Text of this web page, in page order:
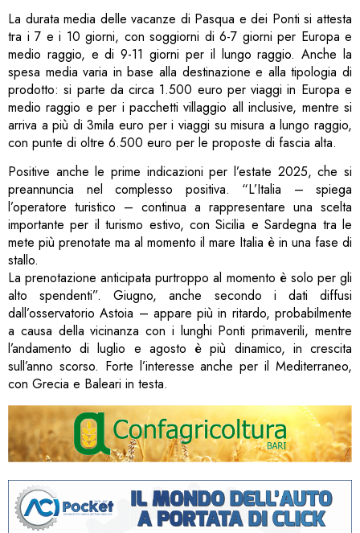
La durata media delle vacanze di Pasqua e dei Ponti si attesta
tra i 7 e i 10 giorni, con soggiorni di 6-7 giorni per Europa e
medio raggio, e di 9-11 giorni per il lungo raggio. Anche la
spesa media varia in base alla destinazione e alla tipologia di
prodotto: si parte da circa 1.500 euro per viaggi in Europa e
medio raggio e per i pacchetti villaggio all inclusive, mentre si
arriva a più di 3mila euro per i viaggi su misura a lungo raggio,
con punte di oltre 6.500 euro per le proposte di fascia alta.
Positive anche le prime indicazioni per l’estate 2025, che si
preannuncia nel complesso positiva. “L’Italia – spiega
l’operatore turistico – continua a rappresentare una scelta
importante per il turismo estivo, con Sicilia e Sardegna tra le
mete più prenotate ma al momento il mare Italia è in una fase di
stallo.
La prenotazione anticipata purtroppo al momento è solo per gli
alto spendenti”. Giugno, anche secondo i dati diffusi
dall’osservatorio Astoia – appare più in ritardo, probabilmente
a causa della vicinanza con i lunghi Ponti primaverili, mentre
l’andamento di luglio e agosto è più dinamico, in crescita
sull’anno scorso. Forte l’interesse anche per il Mediterraneo,
con Grecia e Baleari in testa.